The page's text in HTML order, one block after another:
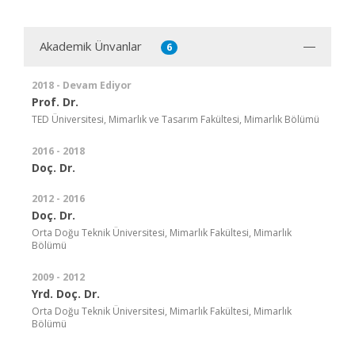
Akademik Ünvanlar 6
2018 - Devam Ediyor
Prof. Dr.
TED Üniversitesi, Mimarlık ve Tasarım Fakültesi, Mimarlık Bölümü
2016 - 2018
Doç. Dr.
2012 - 2016
Doç. Dr.
Orta Doğu Teknik Üniversitesi, Mimarlık Fakültesi, Mimarlık
Bölümü
2009 - 2012
Yrd. Doç. Dr.
Orta Doğu Teknik Üniversitesi, Mimarlık Fakültesi, Mimarlık
Bölümü